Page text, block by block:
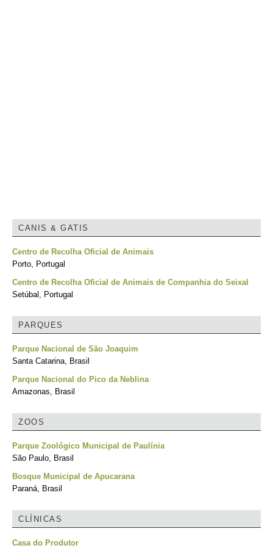
CANIS & GATIS
Centro de Recolha Oficial de Animais
Porto, Portugal
Centro de Recolha Oficial de Animais de Companhia do Seixal
Setúbal, Portugal
PARQUES
Parque Nacional de São Joaquim
Santa Catarina, Brasil
Parque Nacional do Pico da Neblina
Amazonas, Brasil
ZOOS
Parque Zoológico Municipal de Paulínia
São Paulo, Brasil
Bosque Municipal de Apucarana
Paraná, Brasil
CLÍNICAS
Casa do Produtor